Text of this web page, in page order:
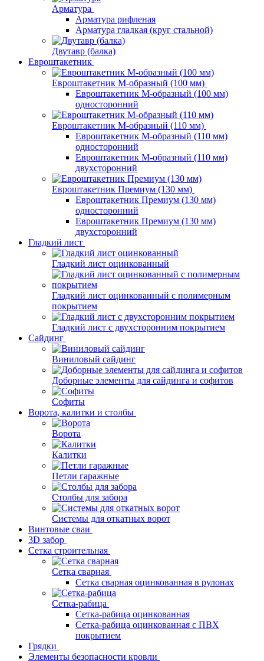
Арматура
Арматура рифленая
Арматура гладкая (круг стальной)
Двутавр (балка)
Евроштакетник
Евроштакетник М-образный (100 мм)
Евроштакетник М-образный (100 мм)
односторонний
Евроштакетник М-образный (110 мм)
Евроштакетник М-образный (110 мм)
односторонний
Евроштакетник М-образный (110 мм)
двухсторонний
Евроштакетник Премиум (130 мм)
Евроштакетник Премиум (130 мм)
односторонний
Евроштакетник Премиум (130 мм)
двухсторонний
Гладкий лист
Гладкий лист оцинкованный
Гладкий лист оцинкованный с полимерным
покрытием
Гладкий лист с двухсторонним покрытием
Сайдинг
Виниловый сайдинг
Доборные элементы для сайдинга и софитов
Софиты
Ворота, калитки и столбы
Ворота
Калитки
Петли гаражные
Столбы для забора
Системы для откатных ворот
Винтовые сваи
3D забор
Сетка строительная
Сетка сварная
Сетка сварная оцинкованная в рулонах
Сетка-рабица
Сетка-рабица оцинкованная
Сетка-рабица оцинкованная с ПВХ
покрытием
Грядки
Элементы безопасности кровли